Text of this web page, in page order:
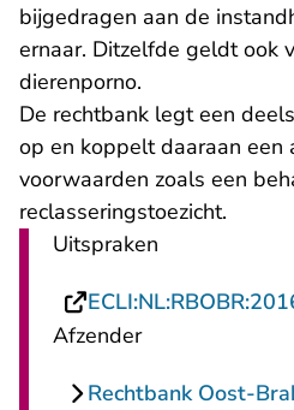
bijgedragen aan de
ernaar. Ditzelfde geldt ook
dierenporno.
De rechtbank legt een deels
op en koppelt daaraan een
voorwaarden zoals een
reclasseringstoezicht.
Uitspraken
Afzender
Rechtbank Oost-